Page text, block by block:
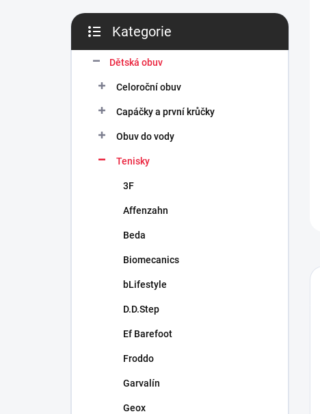
í
a
kategorie
Kategorie
Dětská obuv
Celoroční obuv
Capáčky a první krůčky
Obuv do vody
Tenisky
3F
Affenzahn
Beda
Biomecanics
bLifestyle
D.D.Step
Ef Barefoot
Froddo
Garvalín
Geox